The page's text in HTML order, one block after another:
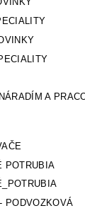
A
POTRUBIA
PODVOZKOVÁ